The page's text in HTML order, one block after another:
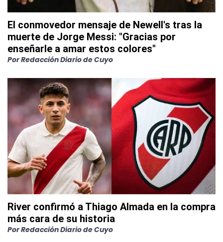
El conmovedor mensaje de Newell's tras la
muerte de Jorge Messi: "Gracias por
enseñarle a amar estos colores"
PorRedacción Diario de Cuyo
River confirmó a Thiago Almada en la compra
más cara de su historia
PorRedacción Diario de Cuyo